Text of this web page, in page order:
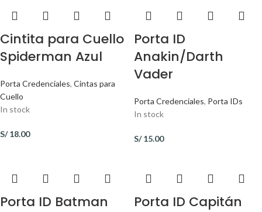
Cintita para Cuello
Spiderman Azul
Porta Credenciales, Cintas para
Cuello
In stock
S/18.00
Porta ID
Anakin/Darth
Vader
Porta Credenciales, Porta IDs
In stock
S/15.00
Porta ID Batman
Porta ID Capitán